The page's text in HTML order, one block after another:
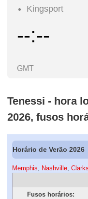
Kingsport
--:--
GMT
Tenessi - hora
2026, fusos
Horário de Verão 2026
Memphis Nashville
Fusos horários: